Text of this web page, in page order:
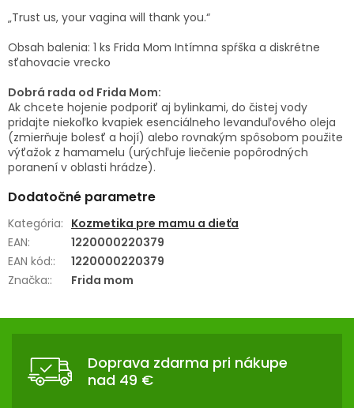
„Trust us, your vagina will thank you.“
Obsah balenia: 1 ks Frida Mom Intímna spŕška a diskrétne
sťahovacie vrecko
Dobrá rada od Frida Mom:
Ak chcete hojenie podporiť aj bylinkami, do čistej vody
pridajte niekoľko kvapiek esenciálneho levanduľového oleja
(zmierňuje bolesť a hojí) alebo rovnakým spôsobom použite
výťažok z hamamelu (urýchľuje liečenie popôrodných
poranení v oblasti hrádze).
Dodatočné parametre
Kategória: Kozmetika pre mamu a dieťa
EAN:
1220000220379
EAN kód::
1220000220379
Značka:: Frida mom
Z
Doprava zdarma pri nákupe
nad 49 €